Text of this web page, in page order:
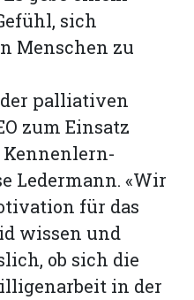
sich
Menschen zu
palliativen
zum Einsatz
Ledermann. «Wir
für das
wissen und
ob sich die
in der